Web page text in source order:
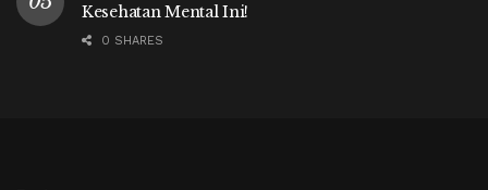
Kesehatan Mental Ini!
0 SHARES